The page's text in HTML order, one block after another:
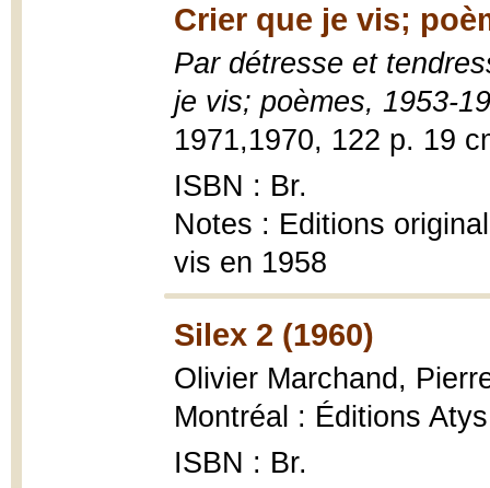
Crier que je vis;
Par détresse et
je vis; poèmes, 1953-
1971,1970, 122 p. 19
ISBN : Br.
Notes : Editions
vis en 1958
Silex 2 (1960)
Olivier Marchand,
Montréal : Éditions
ISBN : Br.